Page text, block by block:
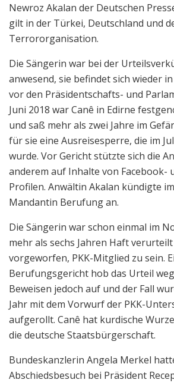
Newroz Akalan der Deutschen
gilt in der Türkei, Deutschland und
Terrororganisation.
Die Sängerin war bei der
anwesend, sie befindet sich wieder
vor den Präsidentschafts- und
Juni 2018 war Canê in Edirne
und saß mehr als zwei Jahre im
für sie eine Ausreisesperre, die im
wurde. Vor Gericht stützte sich die
anderem auf Inhalte von Facebook-
Profilen. Anwältin Akalan kündigte
Mandantin Berufung an.
Die Sängerin war schon einmal im
mehr als sechs Jahren Haft
vorgeworfen, PKK-Mitglied zu sein.
Berufungsgericht hob das Urteil
Beweisen jedoch auf und der Fall
Jahr mit dem Vorwurf der PKK-
aufgerollt. Canê hat kurdische
die deutsche Staatsbürgerschaft.
Bundeskanzlerin Angela Merkel
Abschiedsbesuch bei Präsident